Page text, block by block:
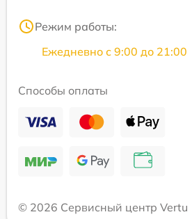
Режим работы:
Ежедневно с 9:00 до 21:00
Способы оплаты
© 2026 Сервисный центр Vertu